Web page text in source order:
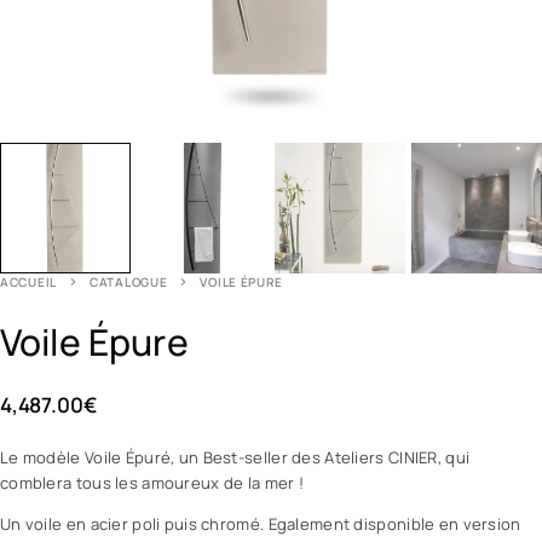
ACCUEIL CATALOGUE VOILE ÉPURE
Voile Épure
4,487.00€
Le modèle Voile Épuré, un Best-seller des Ateliers CINIER, qui
comblera tous les amoureux de la mer !
Un voile en acier poli puis chromé. Egalement disponible en version